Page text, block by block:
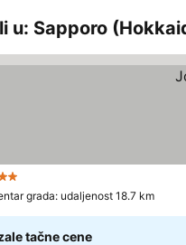
u: Sapporo
grada: udaljenost 18.7 km
tačne cene